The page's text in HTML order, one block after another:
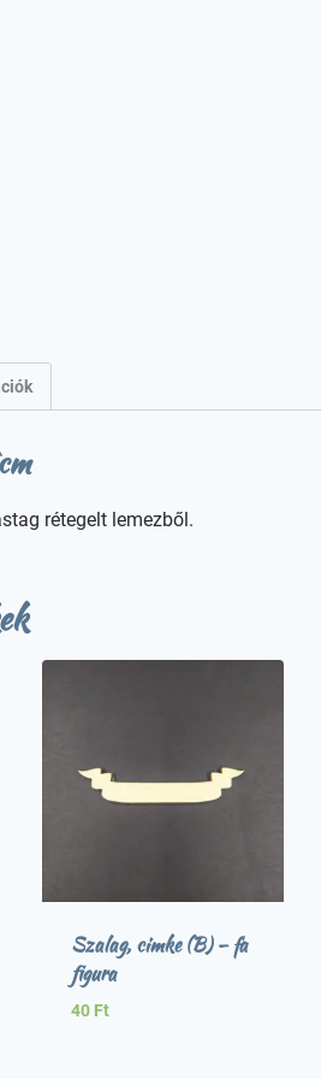
rétegelt lemezből.
Szalag, cimke (B) – fa
figura
40 Ft